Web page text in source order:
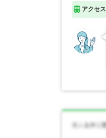
アクセス